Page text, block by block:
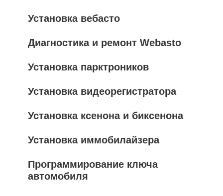
Установка вебасто
Диагностика и ремонт Webasto
Установка парктроников
Установка видеорегистратора
Установка ксенона и биксенона
Установка иммобилайзера
Программирование ключа
автомобиля